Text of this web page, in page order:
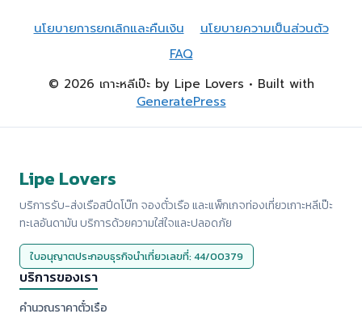
นโยบายการยกเลิกและคืนเงิน
นโยบายความเป็นส่วนตัว
FAQ
© 2026 เกาะหลีเป๊ะ by Lipe Lovers • Built with
GeneratePress
Lipe Lovers
บริการรับ-ส่งเรือสปีดโบ๊ท จองตั๋วเรือ และแพ็กเกจท่องเที่ยวเกาะหลีเป๊ะ
ทะเลอันดามัน บริการด้วยความใส่ใจและปลอดภัย
ใบอนุญาตประกอบธุรกิจนำเที่ยวเลขที่: 44/00379
บริการของเรา
คำนวณราคาตั๋วเรือ